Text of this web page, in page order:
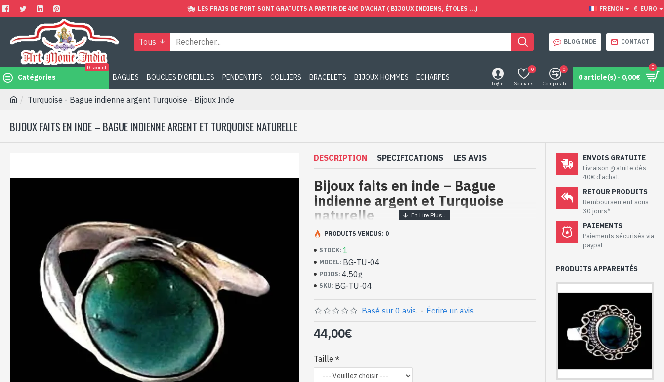
LES FRAIS DE PORT SONT GRATUITS A PARTIR DE 40€ D'ACHAT ( BIJOUX INDIENS, ÉTOLES ...) FRENCH € EURO
Tous BLOG INDE CONTACT
Catégories
Discount
BAGUES BOUCLES D'OREILLES PENDENTIFS COLLIERS BRACELETS BIJOUX HOMMES ECHARPES
Login Souhaits
0
Comparatif
0
0 article(s) - 0,00€
0
Turquoise - Bague indienne argent Turquoise - Bijoux Inde
BIJOUX FAITS EN INDE – BAGUE INDIENNE ARGENT ET TURQUOISE NATURELLE
DESCRIPTION SPECIFICATIONS LES AVIS
Bijoux faits en inde – Bague
indienne argent et Turquoise
naturelle
Bijoux inde artisanaux - Bague argent
massif et Turquoise
- Bague en argent véritable 925/1000
- Faite à la main à Jaipur ( INDE )
- Taille de la pierre : 13mm x 11mm approx
-Livrée avec un petit sac artisanal
Bague indienne argent et Turquoise
naturelle de forme ovale (BG-TU-04)
STOCK: 1
MODEL: BG-TU-04
POIDS: 4.50g
SKU: BG-TU-04
PRODUITS VENDUS: 0
Basé sur 0 avis. - Écrire un avis
44,00€
Taille
ENVOIS GRATUITE
Livraison gratuite dès
40€ d'achat.
RETOUR PRODUITS
Remboursement sous
30 jours*
PAIEMENTS
Paiements sécurisés via
paypal
PRODUITS APPARENTÉS